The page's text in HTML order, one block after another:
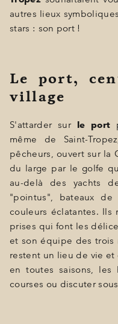
ÉVÈNEMENTS
PHOTOS
OFFRES
LA BOUTIQUE
ACTUALITÉS
autres lieux
stars : son port !
Le port,
village
S'attarder sur le port
même de Saint-
pêcheurs, ouvert sur la
du large par le golfe
au-delà des yachts
"pointus", bateaux
couleurs éclatantes. Ils
prises qui font les
et son équipe des trois
restent un lieu de vie
en toutes saisons, les
courses ou discuter